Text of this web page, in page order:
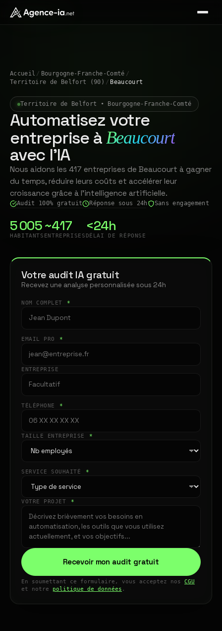
Accueil / Bourgogne-Franche-Comté /
Territoire de Belfort (90) / Beaucourt
Territoire de Belfort • Bourgogne-Franche-Comté
Automatisez votre
entreprise à Beaucourt
avec l'IA
Nous aidons les 417 entreprises de Beaucourt à gagner
du temps, réduire leurs coûts et accélérer leur
croissance grâce à l'intelligence artificielle.
Audit 100% gratuit Réponse sous 24h Sans engagement
5 005
HABITANTS
~417
ENTREPRISES
<24h
DÉLAI DE RÉPONSE
Votre audit IA gratuit
Recevez une analyse personnalisée sous 24h
NOM COMPLET *
EMAIL PRO *
ENTREPRISE
TÉLÉPHONE *
TAILLE ENTREPRISE *
SERVICE SOUHAITÉ *
VOTRE PROJET *
Recevoir mon audit gratuit
En soumettant ce formulaire, vous acceptez nos CGU
et notre politique de données .